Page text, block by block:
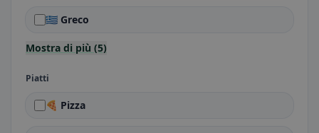
🇬🇷 Greco
Mostra di più (5)
Piatti
🍕 Pizza